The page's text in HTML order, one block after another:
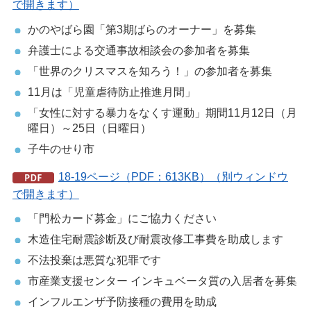
で開きます）
かのやばら園「第3期ばらのオーナー」を募集
弁護士による交通事故相談会の参加者を募集
「世界のクリスマスを知ろう！」の参加者を募集
11月は「児童虐待防止推進月間」
「女性に対する暴力をなくす運動」期間11月12日（月
曜日）～25日（日曜日）
子牛のせり市
18-19ページ（PDF：613KB）（別ウィンドウ
で開きます）
「門松カード募金」にご協力ください
木造住宅耐震診断及び耐震改修工事費を助成します
不法投棄は悪質な犯罪です
市産業支援センター インキュベータ質の入居者を募集
インフルエンザ予防接種の費用を助成